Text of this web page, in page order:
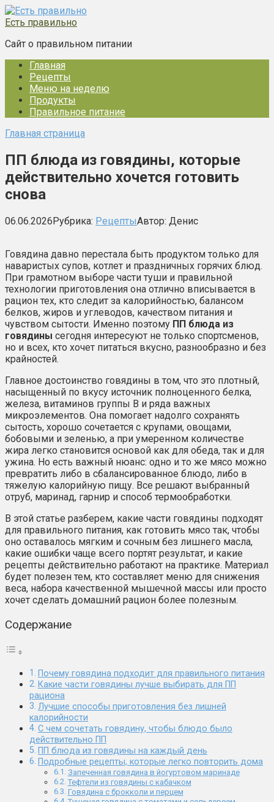
Перейти
к
Есть правильно
Сайт о правильном питании
Главная
Рецепты
Меню на неделю
Продукты
Правильное питание
Главная страница
ПП блюда из говядины, которые
действительно хочется готовить
снова
06.06.2026Рубрика: РецептыАвтор: Денис
Говядина давно перестала быть продуктом только для
наваристых супов, котлет и праздничных горячих блюд.
При грамотном выборе части туши и правильной
технологии приготовления она отлично вписывается в
рацион тех, кто следит за калорийностью, балансом
белков, жиров и углеводов, качеством питания и
чувством сытости. Именно поэтому ПП блюда из
говядины сегодня интересуют не только спортсменов,
но и всех, кто хочет питаться вкусно, разнообразно и без
крайностей.
Главное достоинство говядины в том, что это плотный,
насыщенный по вкусу источник полноценного белка,
железа, витаминов группы B и ряда важных
микроэлементов. Она помогает надолго сохранять
сытость, хорошо сочетается с крупами, овощами,
бобовыми и зеленью, а при умеренном количестве
жира легко становится основой как для обеда, так и для
ужина. Но есть важный нюанс: одно и то же мясо можно
превратить либо в сбалансированное блюдо, либо в
тяжелую калорийную пищу. Все решают выбранный
отруб, маринад, гарнир и способ термообработки.
В этой статье разберем, какие части говядины подходят
для правильного питания, как готовить мясо так, чтобы
оно оставалось мягким и сочным без лишнего масла,
какие ошибки чаще всего портят результат, и какие
рецепты действительно работают на практике. Материал
будет полезен тем, кто составляет меню для снижения
веса, набора качественной мышечной массы или просто
хочет сделать домашний рацион более полезным.
Содержание
Почему говядина подходит для правильного питания
Какие части говядины лучше выбирать для ПП
рациона
Лучшие способы приготовления без лишней
калорийности
С чем сочетать говядину, чтобы блюдо было
действительно ПП
ПП блюда из говядины на каждый день
Подробные рецепты, которые легко повторить дома
Запеченная говядина в йогуртовом маринаде
Тефтели из говядины с кабачком
Говядина с брокколи и перцем